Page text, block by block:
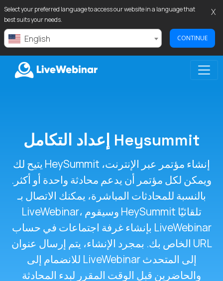
Select your preferred language to access our website in a language that
best suits your needs.
English CONTINUE
X
إعداد التكامل Heysummit
يتيح لك HeySummit إنشاء مؤتمر عبر الإنترنت،
ويمكن لكل مؤتمر أن يدعم محادثة واحدة أو أكثر.
بالنسبة للمحادثات المباشرة، يمكنك الاتصال بـ
LiveWebinar، وسيقوم HeySummit تلقائيًا
بإنشاء غرفة اجتماعات في حساب LiveWebinar
الخاص بك. بمجرد الإنشاء، يتم إرسال عنوان URL
للانضمام إلى LiveWebinar إلى المتحدث
والحاضرين قبل الوقت المقرر لبدء المحادثة